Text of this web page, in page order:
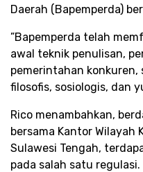
Daerah (Bapemperda)
​”Bapemperda telah
awal teknik penulisan,
pemerintahan konkuren,
filosofis, sosiologis, dan
​Rico menambahkan,
bersama Kantor Wilayah
Sulawesi Tengah,
pada salah satu